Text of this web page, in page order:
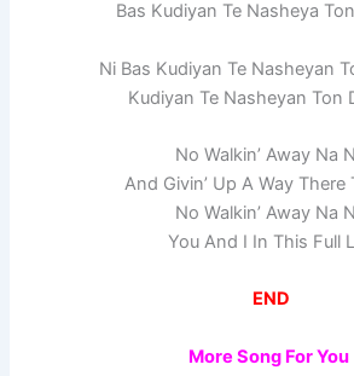
Bas Kudiyan Te Nasheya
Ni Bas Kudiyan Te Nasheyan
Kudiyan Te Nasheyan Ton
No Walkin’ Away Na
And Givin’ Up A Way There
No Walkin’ Away Na
You And I In This Full
END
More Song For You